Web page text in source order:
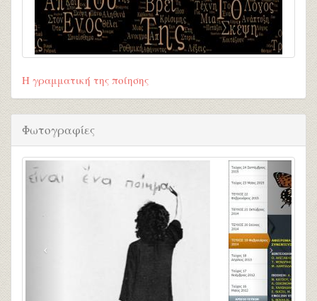
Η γραμματική της ποίησης
Φωτογραφίες